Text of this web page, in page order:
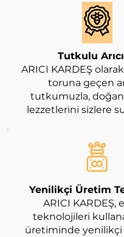
Tutkulu
ARICI KARDEŞ
toruna geçen
tutkumuzla,
lezzetlerini sizlere
Yenilikçi Üretim
ARICI KARDEŞ,
teknolojileri
üretiminde yenilikçi